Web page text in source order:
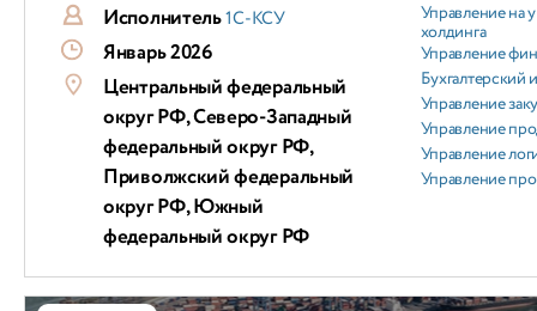
Исполнитель1С-КСУ
Январь 2026
Центральный федеральный
округ РФ, Северо-Западный
федеральный округ РФ,
Приволжский федеральный
округ РФ, Южный
федеральный округ РФ
Управление на
холдинга
Управление
Бухгалтерский
Управление
Управление
Управление
Управление